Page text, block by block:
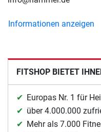
Informationen anzeigen
FITSHOP BIETET
Europas Nr. 1 für
über 4.000.000
Mehr als 7.000